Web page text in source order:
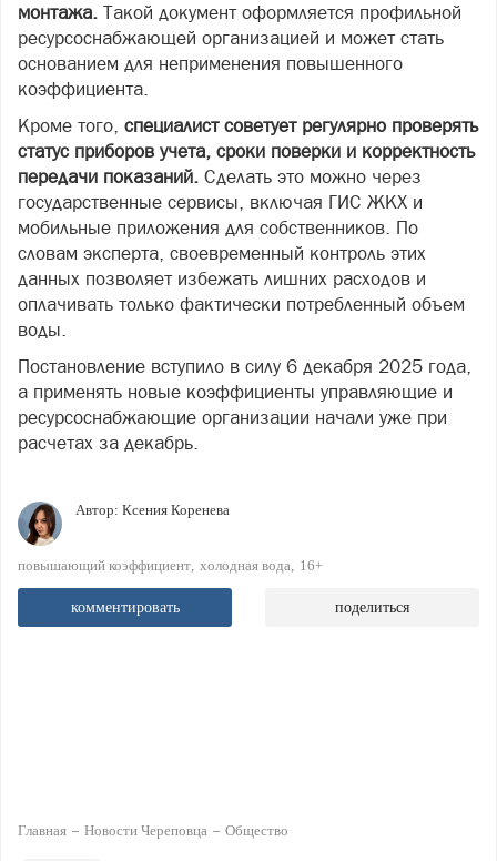
монтажа. Такой документ оформляется профильной
ресурсоснабжающей организацией и может стать
основанием для неприменения повышенного
коэффициента.
Кроме того, специалист советует регулярно проверять
статус приборов учета, сроки поверки и корректность
передачи показаний. Сделать это можно через
государственные сервисы, включая ГИС ЖКХ и
мобильные приложения для собственников. По
словам эксперта, своевременный контроль этих
данных позволяет избежать лишних расходов и
оплачивать только фактически потребленный объем
воды.
Постановление вступило в силу 6 декабря 2025 года,
а применять новые коэффициенты управляющие и
ресурсоснабжающие организации начали уже при
расчетах за декабрь.
Автор: Ксения Коренева
повышающий коэффициент холодная вода 16+
комментировать поделиться
Главная Новости Череповца Общество